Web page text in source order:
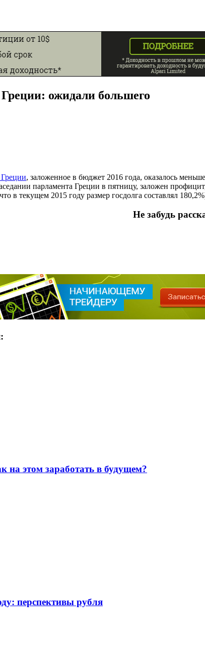
ожидали большего
, заложенное в бюджет 2016 года, оказалось меньше
парламента Греции в пятницу, заложен
в текущем 2015 году размер госдолга составлял
Не забудь
на этом заработать в будущем?
перспективы рубля